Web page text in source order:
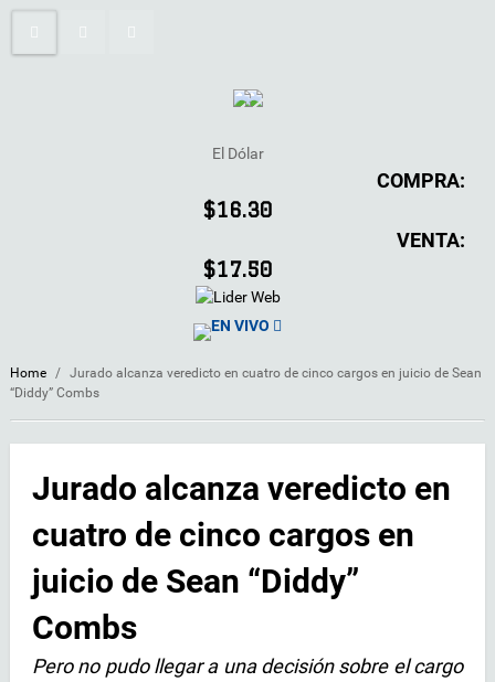
El Dólar
COMPRA:
$16.30
VENTA:
$17.50
EN VIVO
Home / Jurado alcanza veredicto en cuatro de cinco cargos en juicio de Sean
“Diddy” Combs
Jurado alcanza veredicto en
cuatro de cinco cargos en
juicio de Sean “Diddy”
Combs
Pero no pudo llegar a una decisión sobre el cargo